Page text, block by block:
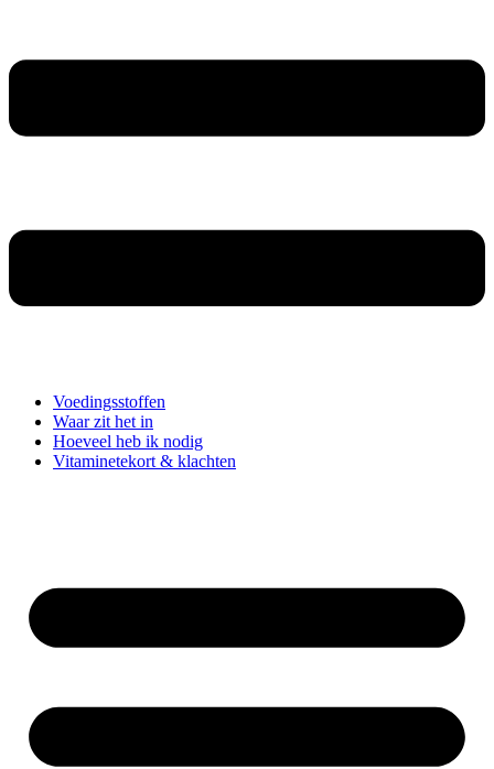
Voedingsstoffen
Waar zit het in
Hoeveel heb ik nodig
Vitaminetekort & klachten